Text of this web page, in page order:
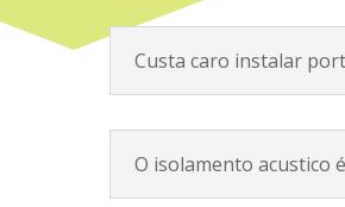
Custa caro instalar
O isolamento acustico